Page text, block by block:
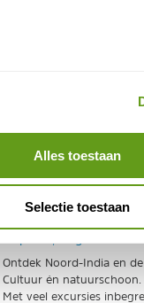
Alles toestaan
Selectie toestaan
het noorden of tropisch
BEKIJK
Ontdek Noord-India en de
Cultuur én natuurschoon.
Met veel excursies